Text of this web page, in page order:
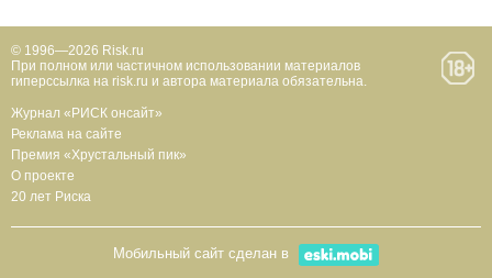
© 1996—2026 Risk.ru
При полном или частичном использовании материалов
гиперссылка на risk.ru и автора материала обязательна.
Журнал «РИСК онсайт»
Реклама на сайте
Премия «Хрустальный пик»
О проекте
20 лет Риска
Мобильный сайт сделан в